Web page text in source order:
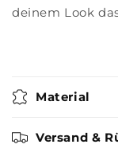
deinem Look
Material
Versand &